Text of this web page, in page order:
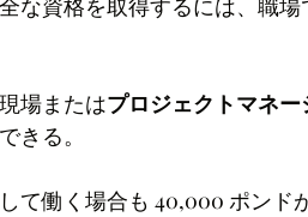
な資格を取得するには、職
場またはプロジェクトマネー
きる。
て働く場合も 40,000 ポンド